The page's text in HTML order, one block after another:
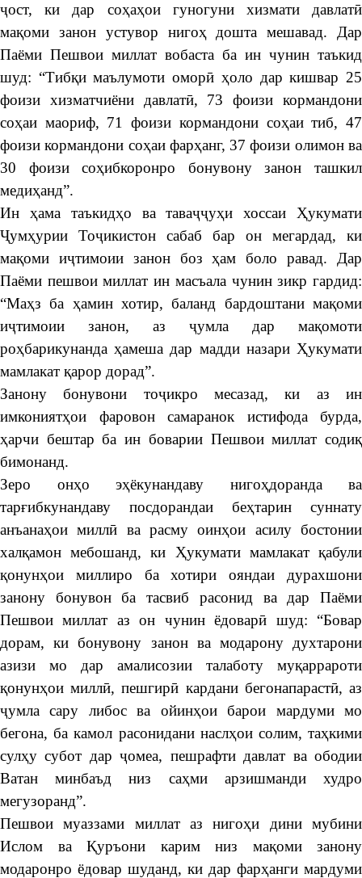
ҷост, ки дар соҳаҳои гуногуни хизмати давлатӣ
мақоми занон устувор нигоҳ дошта мешавад. Дар
Паёми Пешвои миллат вобаста ба ин чунин таъкид
шуд: “Тибқи маълумоти оморӣ ҳоло дар кишвар 25
фоизи хизматчиёни давлатӣ, 73 фоизи кормандони
соҳаи маориф, 71 фоизи кормандони соҳаи тиб, 47
фоизи кормандони соҳаи фарҳанг, 37 фоизи олимон ва
30 фоизи соҳибкоронро бонувону занон ташкил
медиҳанд”.
Ин ҳама таъкидҳо ва таваҷҷуҳи хоссаи Ҳукумати
Ҷумҳурии Тоҷикистон сабаб бар он мегардад, ки
мақоми иҷтимоии занон боз ҳам боло равад. Дар
Паёми пешвои миллат ин масъала чунин зикр гардид:
“Маҳз ба ҳамин хотир, баланд бардоштани мақоми
иҷтимоии занон, аз ҷумла дар мақомоти
роҳбарикунанда ҳамеша дар мадди назари Ҳукумати
мамлакат қарор дорад”.
Занону бонувони тоҷикро месазад, ки аз ин
имкониятҳои фаровон самаранок истифода бурда,
ҳарчи бештар ба ин боварии Пешвои миллат содиқ
бимонанд.
Зеро онҳо эҳёкунандаву нигоҳдоранда ва
тарғибкунандаву посдорандаи беҳтарин суннату
анъанаҳои миллӣ ва расму оинҳои асилу бостонии
халқамон мебошанд, ки Ҳукумати мамлакат қабули
қонунҳои миллиро ба хотири ояндаи дурахшони
занону бонувон ба тасвиб расонид ва дар Паёми
Пешвои миллат аз он чунин ёдоварӣ шуд: “Бовар
дорам, ки бонувону занон ва модарону духтарони
азизи мо дар амалисозии талаботу муқаррароти
қонунҳои миллӣ, пешгирӣ кардани бегонапарастӣ, аз
ҷумла сару либос ва ойинҳои барои мардуми мо
бегона, ба камол расонидани наслҳои солим, таҳкими
сулҳу субот дар ҷомеа, пешрафти давлат ва ободии
Ватан минбаъд низ саҳми арзишманди худро
мегузоранд”.
Пешвои муаззами миллат аз нигоҳи дини мубини
Ислом ва Қуръони карим низ мақоми занону
модаронро ёдовар шуданд, ки дар фарҳанги мардуми